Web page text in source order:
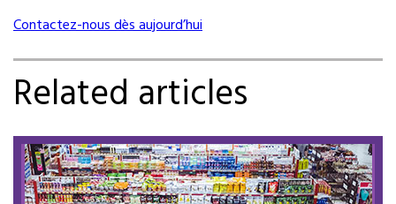
Contactez-nous dès aujourd’hui
Related articles